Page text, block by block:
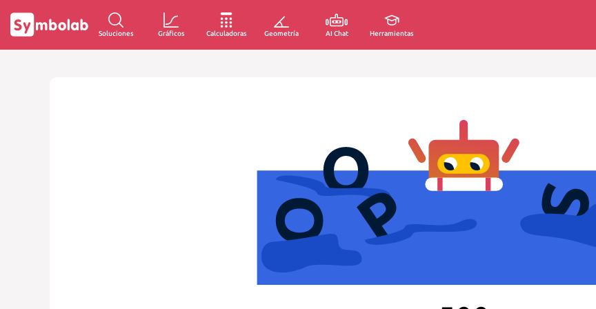
Soluciones Gráficos Calculadoras Geometría AI Chat Herramientas